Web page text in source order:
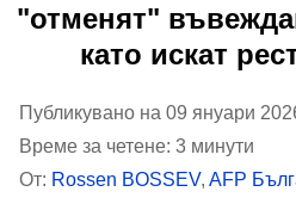
"отменят"
като искат
Публикувано на 09 януари
Време за четене: 3 минути
От: Rossen BOSSEV, AFP